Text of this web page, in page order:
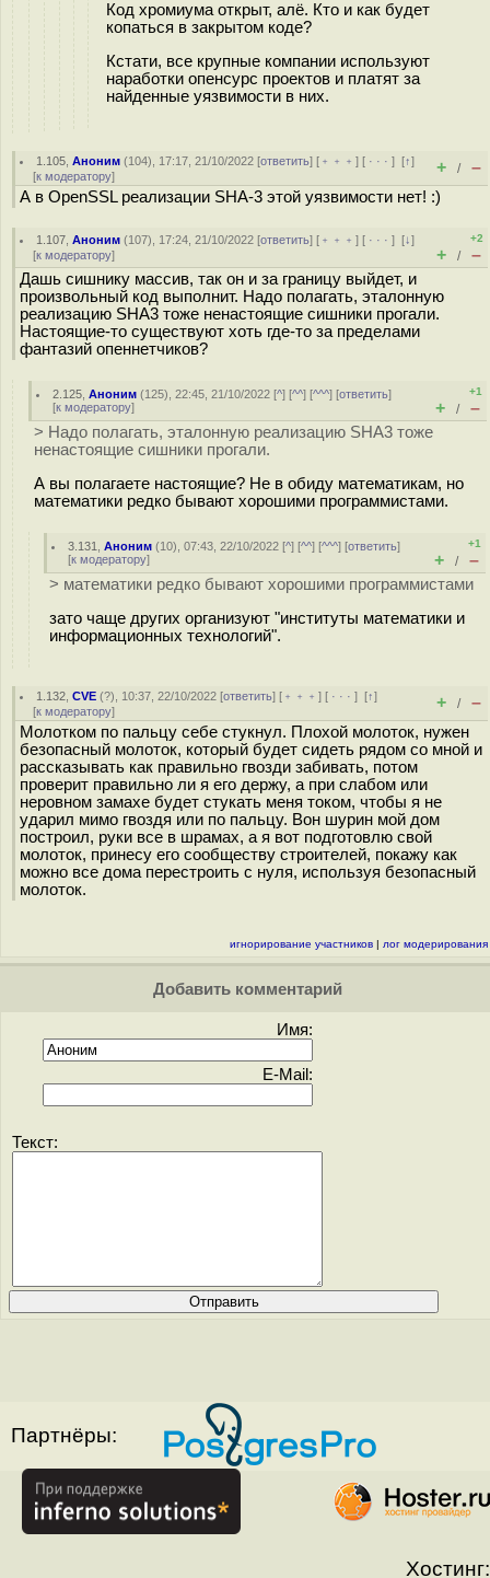
Код хромиума открыт, алё. Кто и как будет
копаться в закрытом коде?
Кстати, все крупные компании используют
наработки опенсурс проектов и платят за
найденные уязвимости в них.
1.105 ,Аноним (104), 17:17, 21/10/2022 [ответить] [ ﹢﹢﹢] [ · · ·][↑]
[к модератору] + / –
А в OpenSSL реализации SHA-3 этой уязвимости нет! :)
1.107 ,Аноним (107), 17:24, 21/10/2022 [ответить] [ ﹢﹢﹢] [ · · ·][↓]
[к модератору]
+2
+ / –
Дашь сишнику массив, так он и за границу выйдет, и
произвольный код выполнит. Надо полагать, эталонную
реализацию SHA3 тоже ненастоящие сишники прогали.
Настоящие-то существуют хоть где-то за пределами
фантазий опеннетчиков?
2.125 ,Аноним (125), 22:45, 21/10/2022 [^] [^^] [^^^] [ответить]
[к модератору]
+1
+ / –
> Надо полагать, эталонную реализацию SHA3 тоже
ненастоящие сишники прогали.
А вы полагаете настоящие? Не в обиду математикам, но
математики редко бывают хорошими программистами.
3.131 ,Аноним (10), 07:43, 22/10/2022 [^] [^^] [^^^] [ответить]
[к модератору]
+1
+ / –
> математики редко бывают хорошими программистами
зато чаще других организуют "институты математики и
информационных технологий".
1.132 ,CVE (?), 10:37, 22/10/2022 [ответить] [ ﹢﹢﹢] [ · · ·][↑]
[к модератору] + / –
Молотком по пальцу себе стукнул. Плохой молоток, нужен
безопасный молоток, который будет сидеть рядом со мной и
рассказывать как правильно гвозди забивать, потом
проверит правильно ли я его держу, а при слабом или
неровном замахе будет стукать меня током, чтобы я не
ударил мимо гвоздя или по пальцу. Вон шурин мой дом
построил, руки все в шрамах, а я вот подготовлю свой
молоток, принесу его сообществу строителей, покажу как
можно все дома перестроить с нуля, используя безопасный
молоток.
игнорирование участников | лог модерирования
Добавить комментарий
Имя:
E-Mail:
Текст:
Партнёры:
Хостинг: